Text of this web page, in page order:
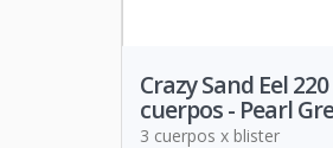
Crazy Sand Eel 220
cuerpos - Pearl
3 cuerpos x blister